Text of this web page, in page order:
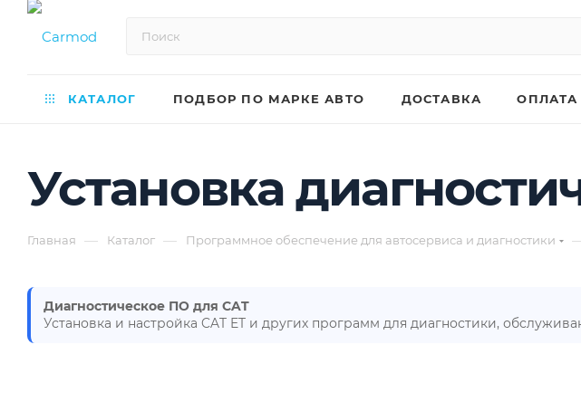
КАТАЛОГ ПОДБОР ПО МАРКЕ АВТО ДОСТАВКА ОПЛАТА
Установка
Главная — Каталог — Программное обеспечение для автосервиса и диагностики
Диагностическое ПО для CAT
Установка и настройка CAT ET и других программ для диагностики,